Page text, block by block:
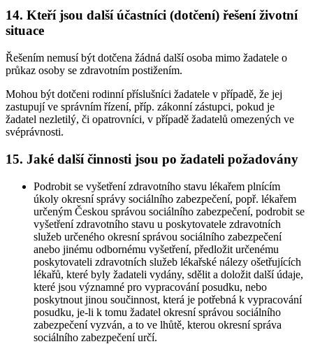
14. Kteří jsou další účastníci (dotčení) řešení životní
situace
Řešením nemusí být dotčena žádná další osoba mimo žadatele o
průkaz osoby se zdravotním postižením.
Mohou být dotčeni rodinní příslušníci žadatele v případě, že jej
zastupují ve správním řízení, příp. zákonní zástupci, pokud je
žadatel nezletilý, či opatrovníci, v případě žadatelů omezených ve
svéprávnosti.
15. Jaké další činnosti jsou po žadateli požadovány
Podrobit se vyšetření zdravotního stavu lékařem plnícím
úkoly okresní správy sociálního zabezpečení, popř. lékařem
určeným Českou správou sociálního zabezpečení, podrobit se
vyšetření zdravotního stavu u poskytovatele zdravotních
služeb určeného okresní správou sociálního zabezpečení
anebo jinému odbornému vyšetření, předložit určenému
poskytovateli zdravotních služeb lékařské nálezy ošetřujících
lékařů, které byly žadateli vydány, sdělit a doložit další údaje,
které jsou významné pro vypracování posudku, nebo
poskytnout jinou součinnost, která je potřebná k vypracování
posudku, je-li k tomu žadatel okresní správou sociálního
zabezpečení vyzván, a to ve lhůtě, kterou okresní správa
sociálního zabezpečení určí.